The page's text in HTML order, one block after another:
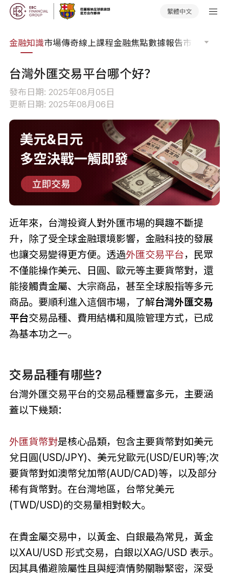
繁體中文
金融知識市場傳奇線上課程金融焦點數據報告市場分析
台灣外匯交易平台哪个好？
發布日期: 2025年08月05日
更新日期: 2025年08月06日
近年來，台灣投資人對外匯市場的興趣不斷提
升，除了受全球金融環境影響，金融科技的發展
也讓交易變得更方便。透過外匯交易平台，民眾
不僅能操作美元、日圓、歐元等主要貨幣對，還
能接觸貴金屬、大宗商品，甚至全球股指等多元
商品。要順利進入這個市場，了解台灣外匯交易
平台交易品種、費用結構和風險管理方式，已成
為基本功之一。
交易品種有哪些?
台灣外匯交易平台的交易品種豐富多元，主要涵
蓋以下幾類：
外匯貨幣對是核心品類，包含主要貨幣對如美元
兌日圓(USD/JPY)、美元兌歐元(USD/EUR)等;次
要貨幣對如澳幣兌加幣(AUD/CAD)等，以及部分
稀有貨幣對。在台灣地區，台幣兌美元
(TWD/USD)的交易量相對較大。
在貴金屬交易中，以黃金、白銀最為常見，黃金
以XAU/USD 形式交易，白銀以XAG/USD 表示。
因其具備避險屬性且與經濟情勢關聯緊密，深受